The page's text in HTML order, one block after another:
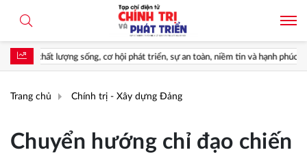
cơ hội phát triển, sự an toàn, niềm tin và hạnh phúc của nhân dân*
Trang chủ Chính trị - Xây dựng Đảng
Chuyển hướng chỉ đạo chiến